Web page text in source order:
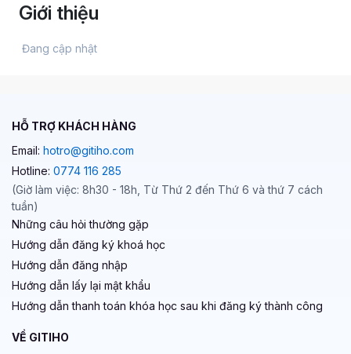
Giới thiệu
Đang cập nhật
HỖ TRỢ KHÁCH HÀNG
Email: hotro@gitiho.com
Hotline: 0774 116 285
(Giờ làm việc: 8h30 - 18h, Từ Thứ 2 đến Thứ 6 và thứ 7 cách
tuần)
Những câu hỏi thường gặp
Hướng dẫn đăng ký khoá học
Hướng dẫn đăng nhập
Hướng dẫn lấy lại mật khẩu
Hướng dẫn thanh toán khóa học sau khi đăng ký thành công
VỀ GITIHO